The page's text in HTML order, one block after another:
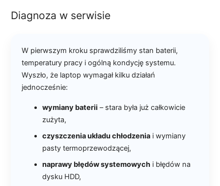
Diagnoza w serwisie
W pierwszym kroku sprawdziliśmy stan baterii,
temperatury pracy i ogólną kondycję systemu.
Wyszło, że laptop wymagał kilku działań
jednocześnie:
wymiany baterii – stara była już całkowicie
zużyta,
czyszczenia układu chłodzenia i wymiany
pasty termoprzewodzącej,
naprawy błędów systemowych i błędów na
dysku HDD,